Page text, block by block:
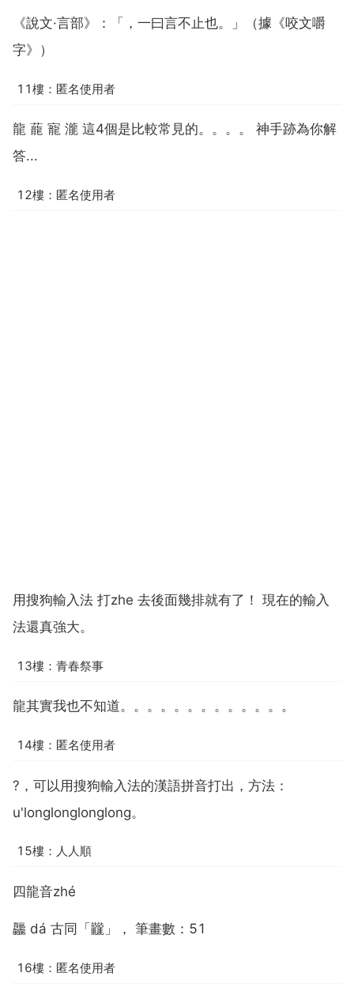
《說文·言部》：「，一曰言不止也。」（據《咬文嚼
字》）
11樓：匿名使用者
龍 蘢 寵 瀧 這4個是比較常見的。。。。 神手跡為你解
答...
12樓：匿名使用者
用搜狗輸入法 打zhe 去後面幾排就有了！ 現在的輸入
法還真強大。
13樓：青春祭事
龍其實我也不知道。。。。。。。。。。。。。
14樓：匿名使用者
?，可以用搜狗輸入法的漢語拼音打出，方法：
u'longlonglonglong。
15樓：人人順
四龍音zhé
龘 dá 古同「龖」， 筆畫數：51
16樓：匿名使用者